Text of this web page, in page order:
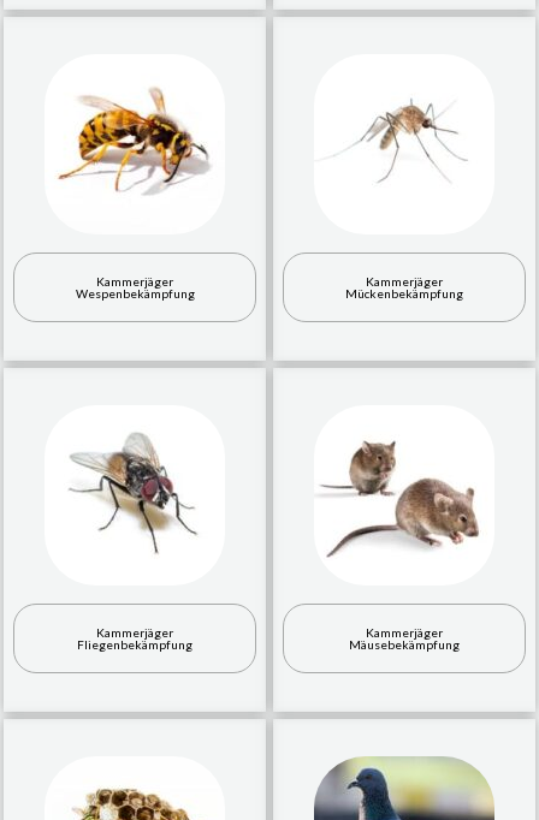
Kammerjäger
Wespenbekämpfung
Kammerjäger
Mückenbekämpfung
Kammerjäger
Fliegenbekämpfung
Kammerjäger
Mäusebekämpfung